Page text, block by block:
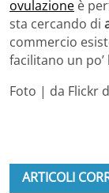
ovulazione è
sta cercando di
commercio
facilitano un po’
Foto | da Flickr
ARTICOLI